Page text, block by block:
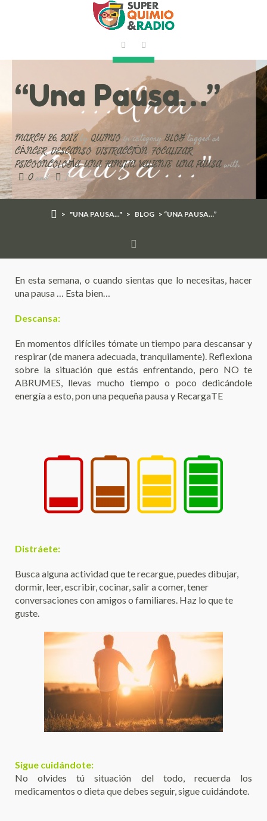
“Una Pausa…”
MARCH 26, 2018by QUIMIOin categoryBLOGtagged as
CÁNCER,DESCANSO,DISTRACCIÓN, FOCALIZAR,
PSICOONCOLOGÍA,UNA FAMILIA VALIENTE,UNA PAUSAwith
0and 1
> "UNA PAUSA..." > BLOG > “UNA PAUSA…”
En esta semana, o cuando sientas que lo necesitas, hacer
una pausa … Esta bien…
Descansa:
En momentos difíciles tómate un tiempo para descansar y
respirar (de manera adecuada, tranquilamente). Reflexiona
sobre la situación que estás enfrentando, pero NO te
ABRUMES, llevas mucho tiempo o poco dedicándole
energía a esto, pon una pequeña pausa y RecargaTE
Distráete:
Busca alguna actividad que te recargue, puedes dibujar,
dormir, leer, escribir, cocinar, salir a comer, tener
conversaciones con amigos o familiares. Haz lo que te
guste.
Sigue cuidándote:
No olvides tú situación del todo, recuerda los
medicamentos o dieta que debes seguir, sigue cuidándote.